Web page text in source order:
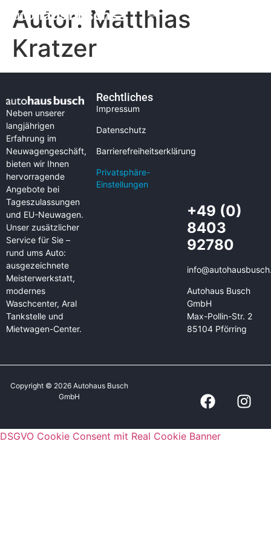
Autor: Matthias
Kratzer
Neben unserer
langjährigen
Erfahrung im
Neuwagengeschäft,
bieten wir Ihnen
hervorragende
Angebote bei
Tageszulassungen
und EU-Neuwagen.
Unser zusätzlicher
Service für Sie –
rund ums Auto:
ausgezeichnete
Meisterwerkstatt,
modernes
Waschcenter, Aral
Tankstelle und
Mietwagen-Center.
Rechtliches
Impressum
Datenschutz
Barrierefreiheitserklärung
Privatsphäre-
Einstellungen
+49 (0)
8403
92780
Autohaus Busch
GmbH
Max-Pollin-Str. 2
85104 Pförring
Copyright © 2026 Autohaus Busch
GmbH
DSGVO Cookie Consent mit Real Cookie Banner